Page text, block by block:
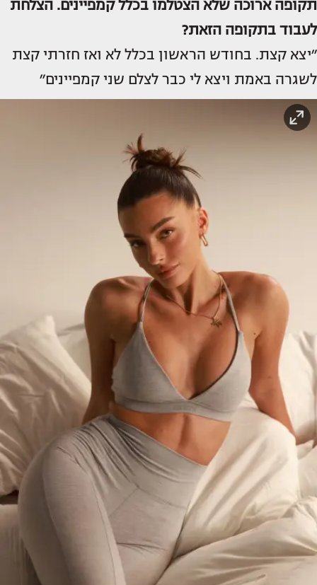
תקופה ארוכה שלא הצטלמו בכלל קמפיינים. הצלחת
לעבוד בתקופה הזאת?
״יצא קצת. בחודש הראשון בכלל לא ואז חזרתי קצת
לשגרה באמת ויצא לי כבר לצלם שני קמפיינים״